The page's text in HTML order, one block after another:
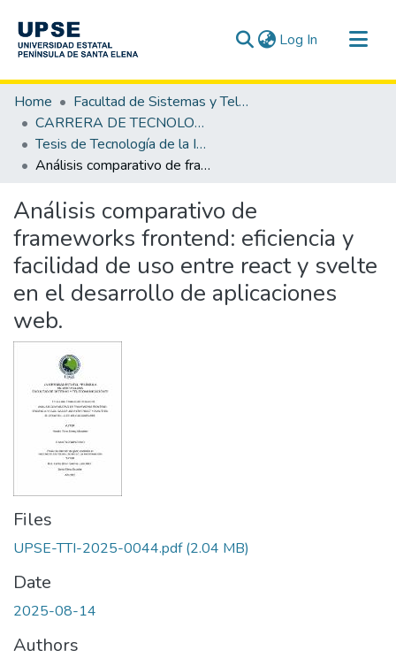
Log In (current)
Communities & Collections
All of DSpace
Statistics
Home
Facultad de Sistemas y Telecomunicaciones
CARRERA DE TECNOLOGÍA DE LA INFORMACIÓN
Tesis de Tecnología de la Información
Análisis comparativo de frameworks frontend: eficiencia y facilidad de uso entre react y svelte en el desarrollo de aplicaciones web.
Análisis comparativo de
frameworks frontend: eficiencia y
facilidad de uso entre react y svelte
en el desarrollo de aplicaciones
web.
Files
UPSE-TTI-2025-0044.pdf(2.04 MB)
Date
2025-08-14
Authors